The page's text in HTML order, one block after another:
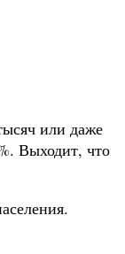
или даже
Выходит, что